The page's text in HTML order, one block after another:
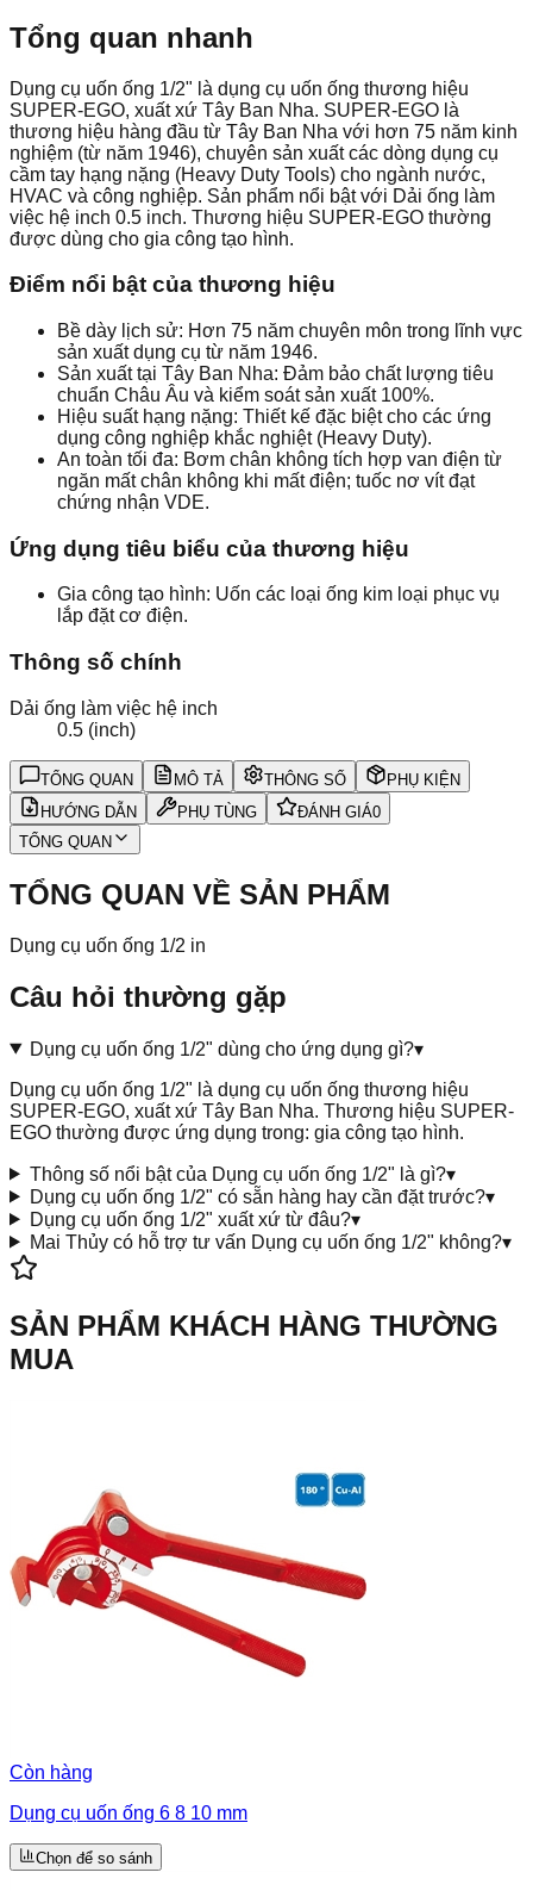
Tổng quan nhanh
Dụng cụ uốn ống 1/2" là dụng cụ uốn ống thương hiệu
SUPER-EGO, xuất xứ Tây Ban Nha. SUPER-EGO là
thương hiệu hàng đầu từ Tây Ban Nha với hơn 75 năm kinh
nghiệm (từ năm 1946), chuyên sản xuất các dòng dụng cụ
cầm tay hạng nặng (Heavy Duty Tools) cho ngành nước,
HVAC và công nghiệp. Sản phẩm nổi bật với Dải ống làm
việc hệ inch 0.5 inch. Thương hiệu SUPER-EGO thường
được dùng cho gia công tạo hình.
Điểm nổi bật của thương hiệu
Bề dày lịch sử: Hơn 75 năm chuyên môn trong lĩnh vực
sản xuất dụng cụ từ năm 1946.
Sản xuất tại Tây Ban Nha: Đảm bảo chất lượng tiêu
chuẩn Châu Âu và kiểm soát sản xuất 100%.
Hiệu suất hạng nặng: Thiết kế đặc biệt cho các ứng
dụng công nghiệp khắc nghiệt (Heavy Duty).
An toàn tối đa: Bơm chân không tích hợp van điện từ
ngăn mất chân không khi mất điện; tuốc nơ vít đạt
chứng nhận VDE.
Ứng dụng tiêu biểu của thương hiệu
Gia công tạo hình: Uốn các loại ống kim loại phục vụ
lắp đặt cơ điện.
Thông số chính
Dải ống làm việc hệ inch
0.5 (inch)
TỔNG QUAN MÔ TẢ THÔNG SỐ
PHỤ KIỆN
HƯỚNG DẪN
PHỤ TÙNG ĐÁNH GIÁ0
TỔNG QUAN
TỔNG QUAN VỀ SẢN PHẨM
Dụng cụ uốn ống 1/2 in
Câu hỏi thường gặp
Dụng cụ uốn ống 1/2" dùng cho ứng dụng gì?▾
Dụng cụ uốn ống 1/2" là dụng cụ uốn ống thương hiệu
SUPER-EGO, xuất xứ Tây Ban Nha. Thương hiệu SUPER-
EGO thường được ứng dụng trong: gia công tạo hình.
Thông số nổi bật của Dụng cụ uốn ống 1/2" là gì?▾
Dụng cụ uốn ống 1/2" có sẵn hàng hay cần đặt trước?▾
Dụng cụ uốn ống 1/2" xuất xứ từ đâu?▾
Mai Thủy có hỗ trợ tư vấn Dụng cụ uốn ống 1/2" không?▾
SẢN PHẨM KHÁCH HÀNG THƯỜNG
MUA
Còn hàng
Dụng cụ uốn ống 6 8 10 mm
Chọn để so sánh